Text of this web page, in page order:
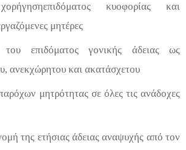
χορήγησηεπιδόματος
κυοφορίας και
μητέρες
του επιδόματοςγονικής άδειας ως
υ, ανεκχώρητου και ακατάσχετου
μητρότητας σε όλεςτις ανάδοχες
της ετήσιας άδειας αναψυχής από τον